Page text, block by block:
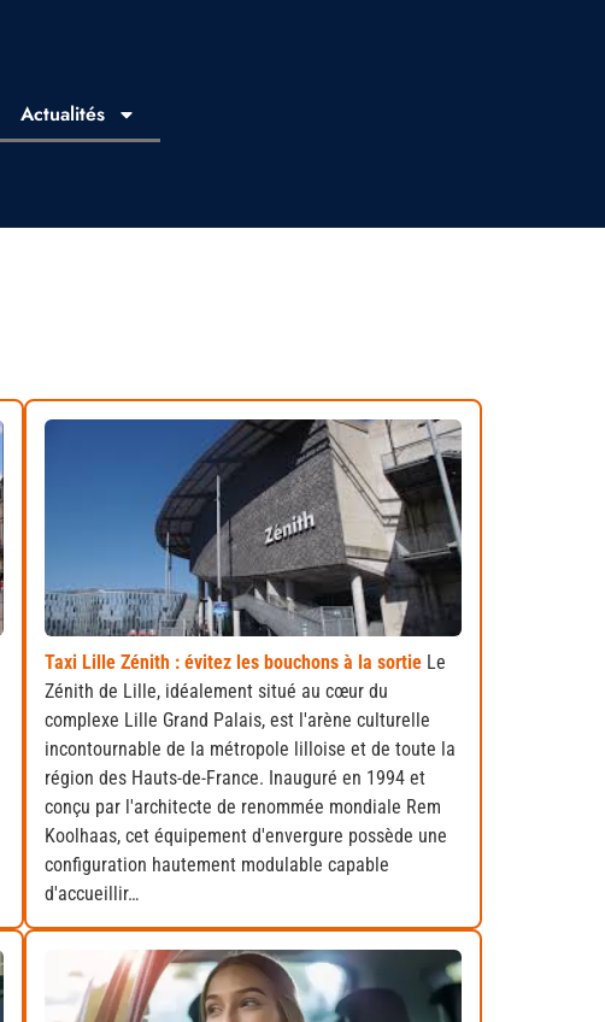
Actualités
Taxi Lille Zénith : évitez les bouchons à la sortie Le
Zénith de Lille, idéalement situé au cœur du
complexe Lille Grand Palais, est l'arène culturelle
incontournable de la métropole lilloise et de toute la
région des Hauts-de-France. Inauguré en 1994 et
conçu par l'architecte de renommée mondiale Rem
Koolhaas, cet équipement d'envergure possède une
configuration hautement modulable capable
d'accueillir…